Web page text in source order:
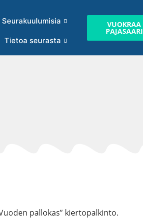
Seurakuulumisia
Tietoa seurasta
VUOKRAA
PAJASAARI
pallokas” kiertopalkinto.